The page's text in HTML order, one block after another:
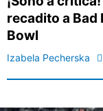
recadito a Bad
Bowl
Izabela Pecherska